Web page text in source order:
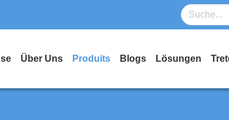
Über Uns Produits Blogs Lösungen